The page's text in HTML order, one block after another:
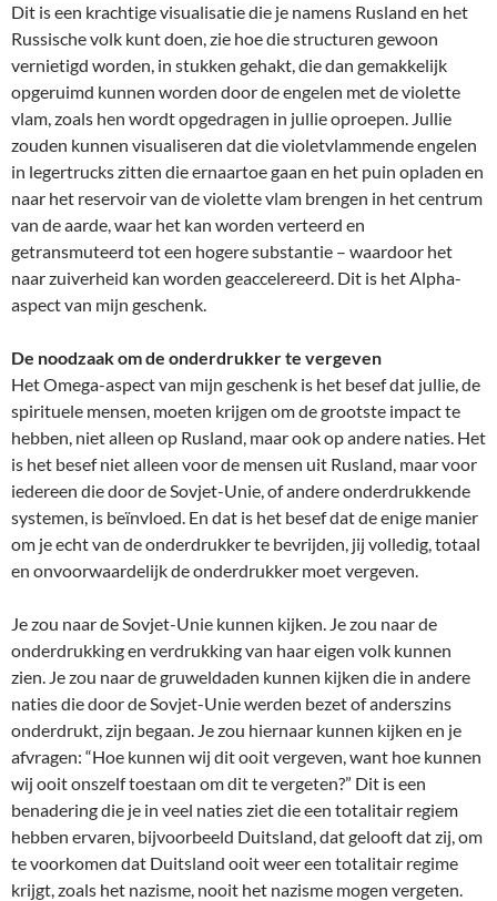
Dit is een krachtige visualisatie die je namens Rusland en het
Russische volk kunt doen, zie hoe die structuren gewoon
vernietigd worden, in stukken gehakt, die dan gemakkelijk
opgeruimd kunnen worden door de engelen met de violette
vlam, zoals hen wordt opgedragen in jullie oproepen. Jullie
zouden kunnen visualiseren dat die violetvlammende engelen
in legertrucks zitten die ernaartoe gaan en het puin opladen en
naar het reservoir van de violette vlam brengen in het centrum
van de aarde, waar het kan worden verteerd en
getransmuteerd tot een hogere substantie – waardoor het
naar zuiverheid kan worden geaccelereerd. Dit is het Alpha-
aspect van mijn geschenk.
De noodzaak om de onderdrukker te vergeven
Het Omega-aspect van mijn geschenk is het besef dat jullie, de
spirituele mensen, moeten krijgen om de grootste impact te
hebben, niet alleen op Rusland, maar ook op andere naties. Het
is het besef niet alleen voor de mensen uit Rusland, maar voor
iedereen die door de Sovjet-Unie, of andere onderdrukkende
systemen, is beïnvloed. En dat is het besef dat de enige manier
om je echt van de onderdrukker te bevrijden, jij volledig, totaal
en onvoorwaardelijk de onderdrukker moet vergeven.
Je zou naar de Sovjet-Unie kunnen kijken. Je zou naar de
onderdrukking en verdrukking van haar eigen volk kunnen
zien. Je zou naar de gruweldaden kunnen kijken die in andere
naties die door de Sovjet-Unie werden bezet of anderszins
onderdrukt, zijn begaan. Je zou hiernaar kunnen kijken en je
afvragen: “Hoe kunnen wij dit ooit vergeven, want hoe kunnen
wij ooit onszelf toestaan om dit te vergeten?” Dit is een
benadering die je in veel naties ziet die een totalitair regiem
hebben ervaren, bijvoorbeeld Duitsland, dat gelooft dat zij, om
te voorkomen dat Duitsland ooit weer een totalitair regime
krijgt, zoals het nazisme, nooit het nazisme mogen vergeten.